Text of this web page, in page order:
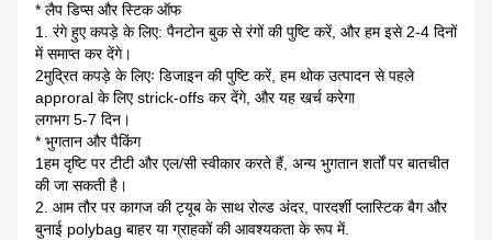
* लैप डिप्स और स्टिक ऑफ
1. रंगे हुए कपड़े के लिए: पैनटोन बुक से रंगों की पुष्टि करें, और हम इसे 2-4 दिनों
में समाप्त कर देंगे।
2मुद्रित कपड़े के लिएः डिजाइन की पुष्टि करें, हम थोक उत्पादन से पहले
approral के लिए strick-offs कर देंगे, और यह खर्च करेगा
लगभग 5-7 दिन।
* भुगतान और पैकिंग
1हम दृष्टि पर टीटी और एल/सी स्वीकार करते हैं, अन्य भुगतान शर्तों पर बातचीत
की जा सकती है।
2. आम तौर पर कागज की ट्यूब के साथ रोल्ड अंदर, पारदर्शी प्लास्टिक बैग और
बुनाई polybag बाहर या ग्राहकों की आवश्यकता के रूप में.